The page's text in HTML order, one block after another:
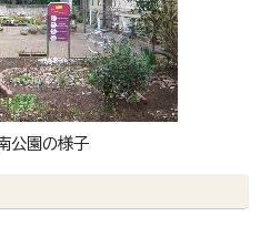
公園の様子